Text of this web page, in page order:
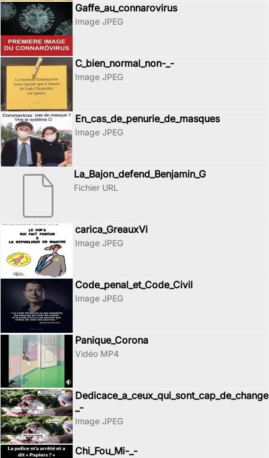
Gaffe_au_connarovirus
Image JPEG
C_bien_normal_non-_-
Image JPEG
En_cas_de_penurie_de_masques
Image JPEG
La_Bajon_defend_Benjamin_G
Fichier URL
carica_GreauxVi
Image JPEG
Code_penal_et_Code_Civil
Image JPEG
Panique_Corona
Vidéo MP4
_-
Image JPEG
Chi_Fou_Mi-_-